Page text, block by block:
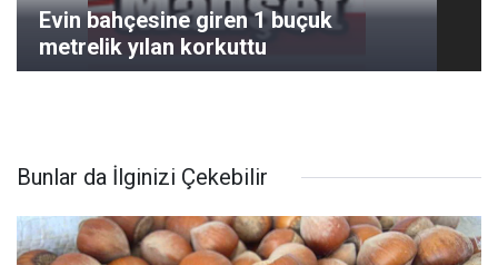
Evin bahçesine giren 1 buçuk
metrelik yılan korkuttu
Bunlar da İlginizi Çekebilir